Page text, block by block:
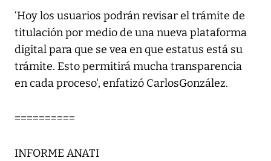
‘Hoy los usuarios podrán revisar el trámite de
titulación por medio de una nueva plataforma
digital para que se vea en que estatus está su
trámite. Esto permitirá mucha transparencia
en cada proceso', enfatizó CarlosGonzález.
==========
INFORME ANATI